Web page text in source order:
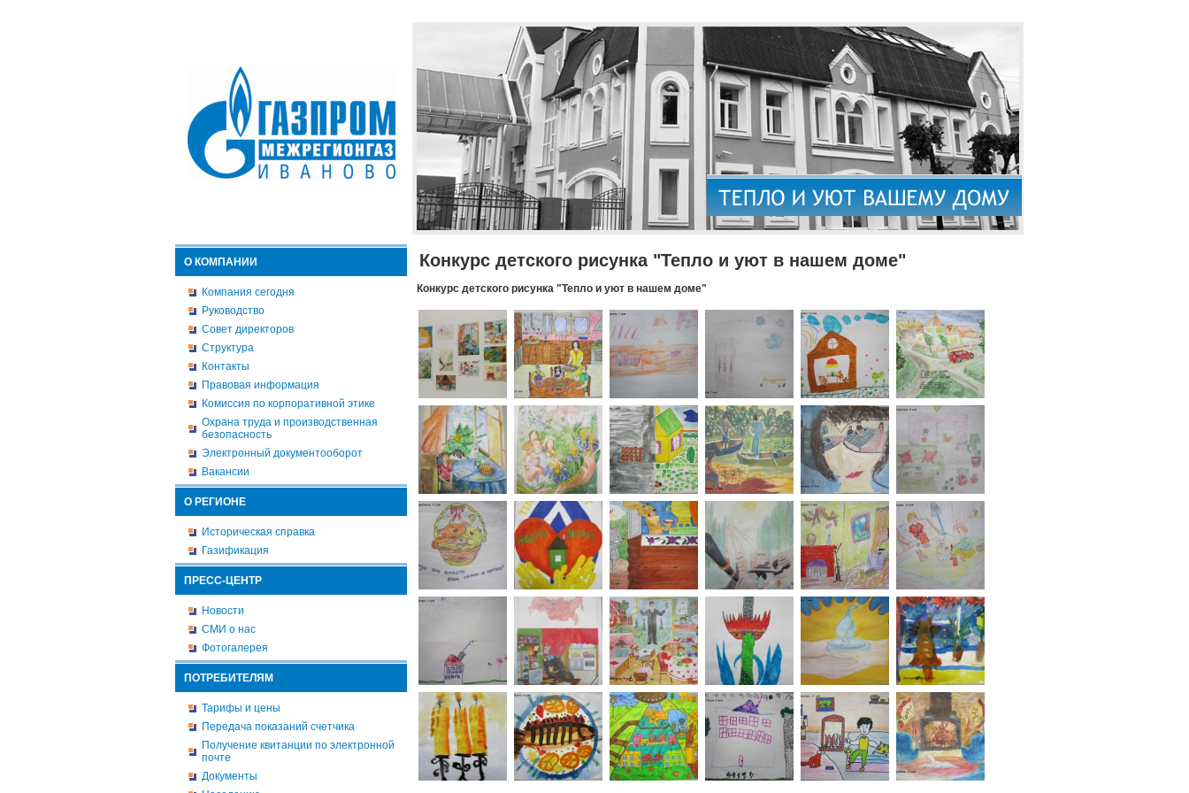
О КОМПАНИИ
Компания сегодня
Руководство
Совет директоров
Структура
Контакты
Правовая информация
Комиссия по корпоративной этике
Охрана труда и производственная
безопасность
Электронный документооборот
Вакансии
О РЕГИОНЕ
Историческая справка
Газификация
ПРЕСС-ЦЕНТР
Новости
СМИ о нас
Фотогалерея
ПОТРЕБИТЕЛЯМ
Тарифы и цены
Передача показаний счетчика
Получение квитанции по электронной
почте
Документы
Конкурс детского рисунка "Тепло и уют в нашем доме"
Конкурс детского рисунка "Тепло и уют в нашем доме"